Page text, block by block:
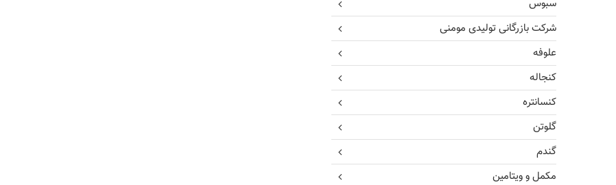
سبوس
شرکت بازرگانی تولیدی مومنی
علوفه
کنجاله
کنسانتره
گلوتن
گندم
مکمل و ویتامین